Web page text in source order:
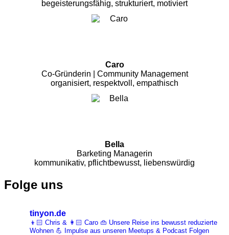
begeisterungsfähig, strukturiert, motiviert
Caro
Co-Gründerin | Community Management
organisiert, respektvoll, empathisch
Bella
Barketing Managerin
kommunikativ, pflichtbewusst, liebenswürdig
Folge uns
tinyon.de
👦🏻 Chris & 👩🏻 Caro 👜 Unsere Reise ins bewusst reduzierte
Wohnen 💪 Impulse aus unseren Meetups & Podcast Folgen